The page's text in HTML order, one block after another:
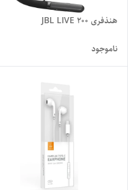
هنذفری JBL LIVE 200
ناموجود